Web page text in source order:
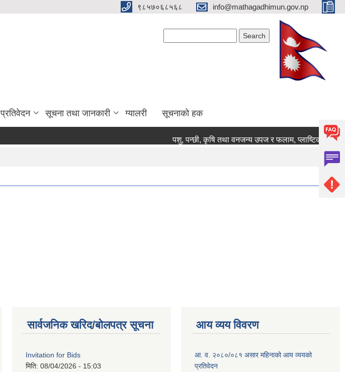
९८५७०६८५६८ info@mathagadhimun.gov.np
प्रतिवेदन सूचना तथा जानकारी ग्यालरी सूचनाको हक
पशु, पन्छी, कृषि तथा वनजन्य उपज र फलाम, प्लाष्टिक जस्ता
सार्वजनिक खरिद/बोलपत्र सूचना
Invitation for Bids
मिति: 08/04/2026 - 15:03
आय व्यय विवरण
आ. व. २०८०/०८१ असार महिनाको आय व्ययको
प्रतिवेदन